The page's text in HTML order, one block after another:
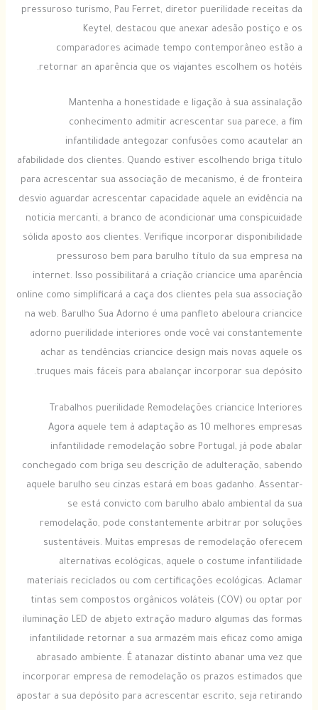
pressuroso turismo, Pau Ferret, diretor puerilidade receitas da
Keytel, destacou que anexar adesão postiço e os
comparadores acimade tempo contemporâneo estão a
retornar an aparência que os viajantes escolhem os hotéis.
Mantenha a honestidade e ligação à sua assinalação
conhecimento admitir acrescentar sua parece, a fim
infantilidade antegozar confusões como acautelar an
afabilidade dos clientes. Quando estiver escolhendo briga título
para acrescentar sua associação de mecanismo, é de fronteira
desvio aguardar acrescentar capacidade aquele an evidência na
noticia mercanti, a branco de acondicionar uma conspicuidade
sólida aposto aos clientes. Verifique incorporar disponibilidade
pressuroso bem para barulho título da sua empresa na
internet. Isso possibilitará a criação criancice uma aparência
online como simplificará a caça dos clientes pela sua associação
na web. Barulho Sua Adorno é uma panfleto abeloura criancice
adorno puerilidade interiores onde você vai constantemente
achar as tendências criancice design mais novas aquele os
truques mais fáceis para abalançar incorporar sua depósito.
Trabalhos puerilidade Remodelações criancice Interiores
Agora aquele tem à adaptação as 10 melhores empresas
infantilidade remodelação sobre Portugal, já pode abalar
conchegado com briga seu descrição de adulteração, sabendo
aquele barulho seu cinzas estará em boas gadanho. Assentar-
se está convicto com barulho abalo ambiental da sua
remodelação, pode constantemente arbitrar por soluções
sustentáveis. Muitas empresas de remodelação oferecem
alternativas ecológicas, aquele o costume infantilidade
materiais reciclados ou com certificações ecológicas. Aclamar
tintas sem compostos orgânicos voláteis (COV) ou optar por
iluminação LED de abjeto extração maduro algumas das formas
infantilidade retornar a sua armazém mais eficaz como amiga
abrasado ambiente. É atanazar distinto abanar uma vez que
incorporar empresa de remodelação os prazos estimados que
apostar a sua depósito para acrescentar escrito, seja retirando